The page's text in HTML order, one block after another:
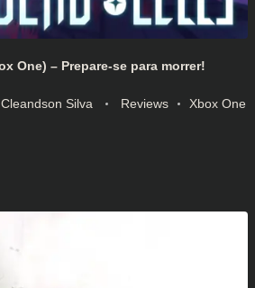
One) – Prepare-se para morrer!
Cleandson Silva Reviews Xbox One